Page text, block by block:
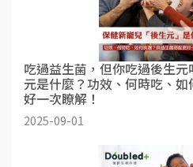
吃過益生菌，但你吃過後生
元是什麼？功效、何時吃、
好一次瞭解！
2025-09-01